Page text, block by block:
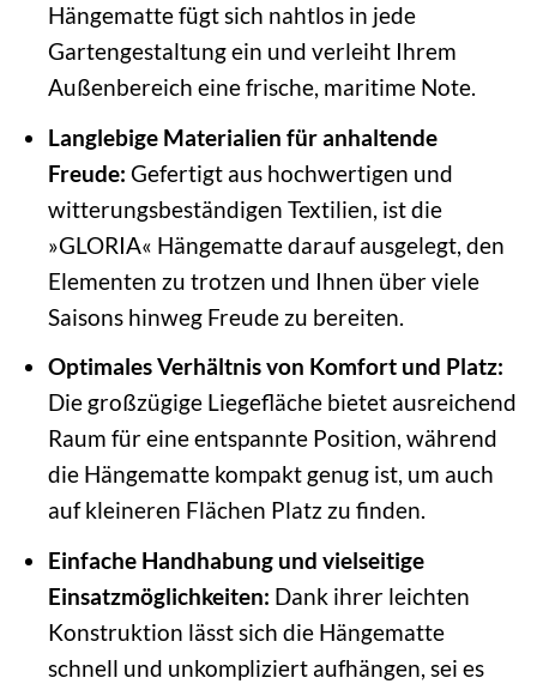
Hängematte fügt sich nahtlos in jede
Gartengestaltung ein und verleiht Ihrem
Außenbereich eine frische, maritime Note.
Langlebige Materialien für anhaltende
Freude: Gefertigt aus hochwertigen und
witterungsbeständigen Textilien, ist die
»GLORIA« Hängematte darauf ausgelegt, den
Elementen zu trotzen und Ihnen über viele
Saisons hinweg Freude zu bereiten.
Optimales Verhältnis von Komfort und Platz:
Die großzügige Liegefläche bietet ausreichend
Raum für eine entspannte Position, während
die Hängematte kompakt genug ist, um auch
auf kleineren Flächen Platz zu finden.
Einfache Handhabung und vielseitige
Einsatzmöglichkeiten: Dank ihrer leichten
Konstruktion lässt sich die Hängematte
schnell und unkompliziert aufhängen, sei es